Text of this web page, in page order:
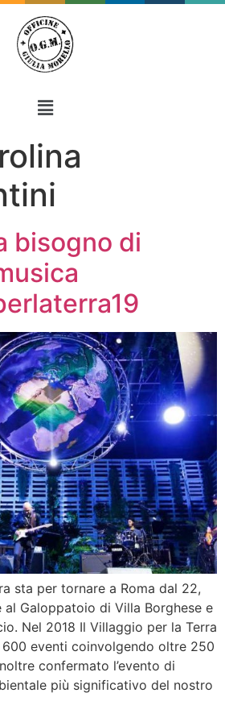
bisogno di
sta per tornare a Roma dal 22,
Galoppatoio di Villa Borghese e
Nel 2018 Il Villaggio per la Terra
eventi coinvolgendo oltre 250
confermato l’evento di
più significativo del nostro